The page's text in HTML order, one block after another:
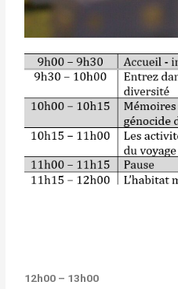
12h00 – 13h00